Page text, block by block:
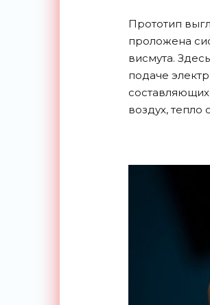
Прототип
проложена
висмута.
подаче
воздух, тепло